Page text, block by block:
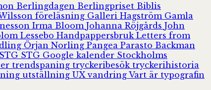
Berlingdagen Berlingpriset Biblis
föreläsning Galleri Hagström Gamla
Irma Bloom Johanna Röjgårds John
Lessebo Handpappersbruk Letters from
Örjan Norling Pangea Parasto Backman
STG STG Google kalender Stockholms
trendspaning tryckeribesök tryckerihistoria
utställning UXvandring Vart är typografin